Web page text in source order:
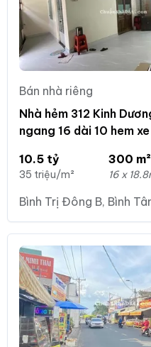
Bán nhà riêng
Nhà hẻm 312 Kinh
ngang 16 dài 10 hem
10.5 tỷ
35 triệu/m²
300 m²
16 x
Bình Trị Đông B, Bình